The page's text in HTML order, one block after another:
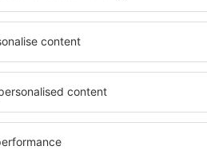
nebude
nabídkou all
a
přesně
hotelu.
bezplatného
Komplexní
kritéria, která
Keswick jsou
dalších
standardem
atrakce in